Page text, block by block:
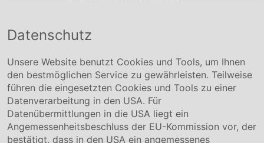
Conmetall Meister GmbH
+49 5141-180
info@conmetallmeister.de
www.conmetallmeister.de
Unternehmen
Über uns
Compliance
Datenschutz
Unsere Website benutzt Cookies und Tools, um Ihnen
den bestmöglichen Service zu gewährleisten. Teilweise
führen die eingesetzten Cookies und Tools zu einer
Datenverarbeitung in den USA. Für
Datenübermittlungen in die USA liegt ein
Angemessenheitsbeschluss der EU-Kommission vor, der
bestätigt, dass in den USA ein angemessenes